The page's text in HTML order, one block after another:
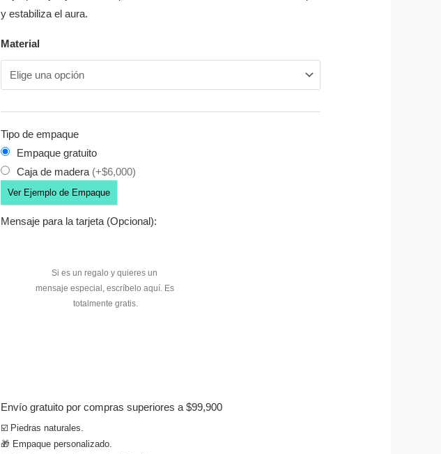
y estabiliza el aura.
Material
Tipo de empaque
Empaque gratuito
Caja de madera (+$6,000)
Ver Ejemplo de Empaque
Mensaje para la tarjeta (Opcional):
Envío gratuito por compras superiores a $99,900
☑️ Piedras naturales.
🎁 Empaque personalizado.